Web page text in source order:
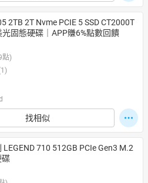
2TB 2T Nvme PCIE 5 SSD CT2000T
光固態硬碟｜APP賺6%點數回饋
點)
找相似
LEGEND 710 512GB PCIe Gen3 M.2
碟